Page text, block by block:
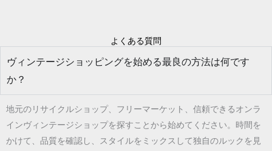
よくある質問
ヴィンテージショッピングを始める最良の方法は何です
か？
地元のリサイクルショップ、フリーマーケット、信頼できるオンラ
インヴィンテージショップを探すことから始めてください。時間を
かけて、品質を確認し、スタイルをミックスして独自のルックを見